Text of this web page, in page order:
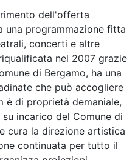
dell'offerta
una programmazione fitta
concerti e altre
nel 2007 grazie
di Bergamo, ha una
che può accogliere
è di proprietà demaniale,
incarico del Comune di
cura la direzione artistica
continuata per tutto il